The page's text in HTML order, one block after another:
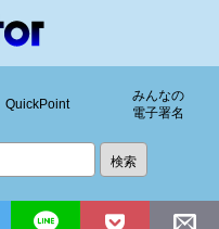
QuickPoint
みんなの
電子署名